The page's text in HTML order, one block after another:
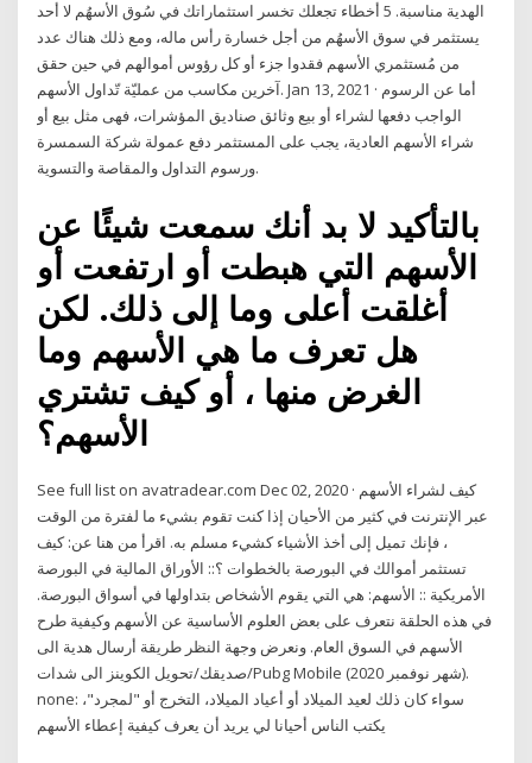
الهدية مناسبة. 5 أخطاء تجعلك تخسر استثماراتك في سُوق الأسهُم لا أحد
يستثمر في سوق الأسهُم من أجل خسارة رأس ماله، ومع ذلك هناك عدد
من مُستثمري الأسهم فقدوا جزء أو كل رؤوس أموالهم في حين حقق
آخرين مكاسب من عمليّة تّداول الأسهم. Jan 13, 2021 · أما عن الرسوم
الواجب دفعها لشراء أو بيع وثائق صناديق المؤشرات، فهى مثل بيع أو
شراء الأسهم العادية، يجب على المستثمر دفع عمولة شركة السمسرة
ورسوم التداول والمقاصة والتسوية.
بالتأكيد لا بد أنك سمعت شيئًا عن
الأسهم التي هبطت أو ارتفعت أو
أغلقت أعلى وما إلى ذلك. لكن
هل تعرف ما هي الأسهم وما
الغرض منها ، أو كيف تشتري
الأسهم؟
See full list on avatradear.com Dec 02, 2020 · كيف لشراء الأسهم
عبر الإنترنت في كثير من الأحيان إذا كنت تقوم بشيء ما لفترة من الوقت
، فإنك تميل إلى أخذ الأشياء كشيء مسلم به. اقرأ من هنا عن: كيف
تستثمر أموالك في البورصة بالخطوات ؟:: الأوراق المالية في البورصة
الأمريكية :: الأسهم: هي التي يقوم الأشخاص بتداولها في أسواق البورصة.
في هذه الحلقة نتعرف على بعض العلوم الأساسية عن الأسهم وكيفية طرح
الأسهم في السوق العام. ونعرض وجهة النظر طريقة أرسال هدية الى
صديقك/تحويل الكوينز الى شدات/Pubg Mobile (شهر نوفمبر 2020).
none: سواء كان ذلك لعيد الميلاد أو أعياد الميلاد، التخرج أو "لمجرد"،
يكتب الناس أحيانا لي يريد أن يعرف كيفية إعطاء الأسهم